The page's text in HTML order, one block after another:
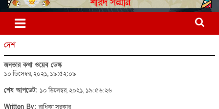
দেশ
জনতার কথা ওয়েব ডেস্ক
১০ ডিসেম্বর, ২০২১, ১৯:৫২:০৯
শেষ আপডেট: ১০ ডিসেম্বর, ২০২১, ১৯:৫৬:২৬
Written By:রাধিকা সরকার